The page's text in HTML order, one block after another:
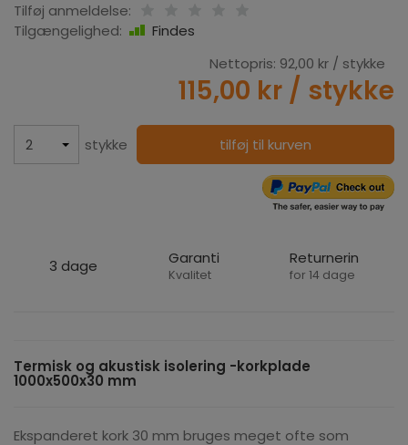
Tilføj anmeldelse:
Tilgængelighed:
Findes
Nettopris: 92,00 kr / stykke
115,00 kr / stykke
stykke tilføj til kurven
3 dage Garanti
Kvalitet
Returnerin
for 14 dage
Termisk og akustisk isolering -korkplade
1000x500x30 mm
Ekspanderet kork 30 mm bruges meget ofte som